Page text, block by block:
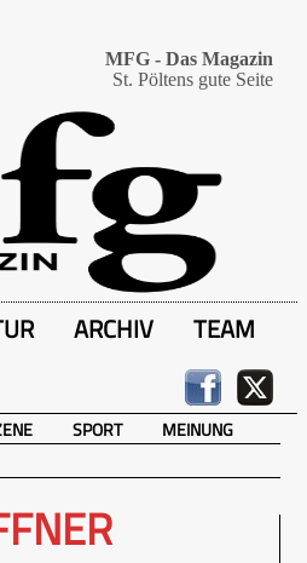
MFG - Das Magazin
St. Pöltens gute Seite
ARCHIV TEAM
SPORT MEINUNG